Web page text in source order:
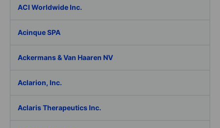
ACI Worldwide Inc.
Acinque SPA
Ackermans & Van Haaren NV
Aclarion, Inc.
Aclaris Therapeutics Inc.